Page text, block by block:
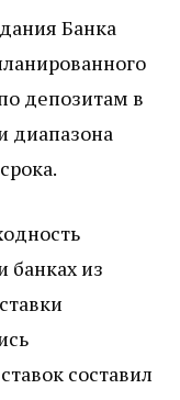
Банка
депозитам в
диапазона
банках из
составил